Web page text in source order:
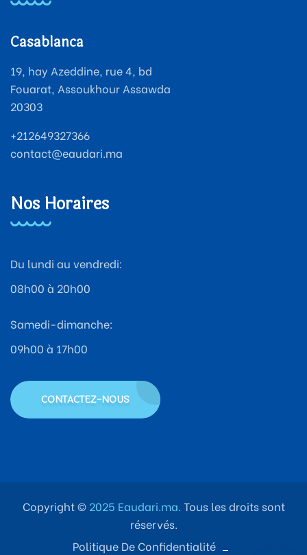
Casablanca
19, hay Azeddine, rue 4, bd
Fouarat, Assoukhour Assawda
20303
+212649327366
contact@eaudari.ma
Nos Horaires
Du lundi au vendredi:
08h00 à 20h00
Samedi-dimanche:
09h00 à 17h00
CONTACTEZ-NOUS
Copyright ©2025 Eaudari.ma. Tous les droits sont
réservés.
Politique De Confidentialité